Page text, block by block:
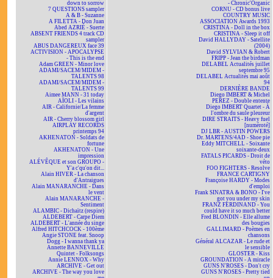
down to sorrow
7 QUESTIONS sampler
A & B - Suzanne
A FILETTA - Don Juan
Abed AZRIÉ - Suerte
ABSENT FRIENDS 4 track CD
sampler
ABUS DANGEREUX face 39
ACTIVISION - APOCALYPSE
- This is the end
Adam GREEN - Minor love
ADAMI/SACEM/MIDEM -
TALENTS 98
ADAMI/SACEM/MIDEM -
TALENTS 99
Aimee MANN - 31 today
AÏOLI - Les vilains
AIR - Californie/La femme
d'argent
AIR - Cherry blossom girl
AIRPLAY RECORDS
printemps 94
AKHENATON - Soldats de
fortune
AKHENATON - Une
impression
ALÉVÊQUE et son GROUPO -
Y'a c'qu'on dit...
Alain HIVER - La chanson
d'Antraigues
Alain MANARANCHE - Dans
le vent
Alain MANARANCHE -
Sentiment
ALAMBIC - Dichaïtz (respire)
ALDEBERT - Carpe Diem
ALDEBERT - L'année du singe
Alfred HITCHCOCK - 100ème
Angie STONE feat. Snoop
Dogg - I wanna thank ya
Annette BANNEVILLE
Quintet - Folksongs
Annie LENNOX - Why
ARCHIVE - Get out
ARCHIVE - The way you love
- Chronic'Organic
CORNU - CD bonus live
COUNTRY MUSIC
ASSOCIATION Awards 1993
CRISTINA - Doll in the box
CRISTINA - Sleep it off
David HALLYDAY - Satellite
(2004)
David SYLVIAN & Robert
FRIPP - Jean the birdman
DELABEL Actualités juillet
septembre 95
DELABEL Actualités mai août
94
DERNIÈRE BANDE
Diego IMBERT & Michel
PEREZ - Double entente
Diego IMBERT Quartet - À
l'ombre du saule pleureur
DIRE STRAITS - Heavy fuel
[numéroté]
DJ LBR - AUSTIN POWERS
Dr. MARTENS/4AD - Shoe pie
Eddy MITCHELL - Soixante
soixante-deux
FATALS PICARDS - Droit de
véto
FOO FIGHTERS - Resolve
FRANCE CARTIGNY
Françoise HARDY - Modes
d'emploi
Frank SINATRA & BONO - I've
got you under my skin
FRANZ FERDINAND - You
could have it so much better
Fred BLONDIN - Elle allume
des bougies
GALLIMARD - Poèmes en
chansons
Général ALCAZAR - Le rude et
le sensible
GLOSTER - Kiss
GROUNDATION - A miracle
GUNS N'ROSES - Don't cry
GUNS N'ROSES - Pretty tied